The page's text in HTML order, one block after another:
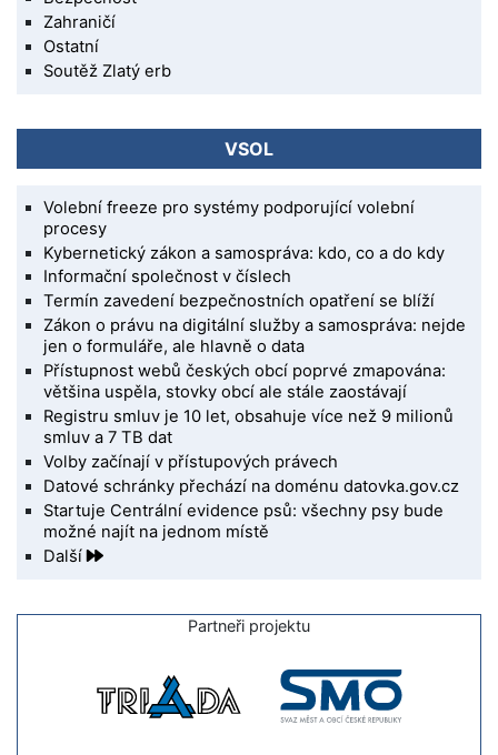
Zahraničí
Ostatní
Soutěž Zlatý erb
VSOL
Volební freeze pro systémy podporující volební
procesy
Kybernetický zákon a samospráva: kdo, co a do kdy
Informační společnost v číslech
Termín zavedení bezpečnostních opatření se blíží
Zákon o právu na digitální služby a samospráva: nejde
jen o formuláře, ale hlavně o data
Přístupnost webů českých obcí poprvé zmapována:
většina uspěla, stovky obcí ale stále zaostávají
Registru smluv je 10 let, obsahuje více než 9 milionů
smluv a 7 TB dat
Volby začínají v přístupových právech
Datové schránky přechází na doménu datovka.gov.cz
Startuje Centrální evidence psů: všechny psy bude
možné najít na jednom místě
Další
Partneři projektu